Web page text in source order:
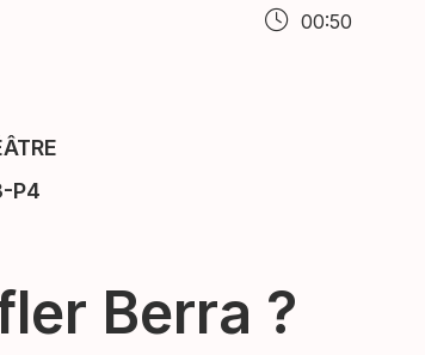
00:50
P4
Berra ?